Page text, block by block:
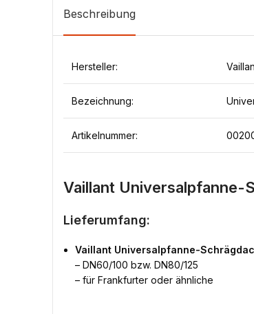
Beschreibung
Hersteller:
Bezeichnung:
Artikelnummer:
Vaillant Universalpfanne-
Lieferumfang:
Vaillant Universalpfanne-
– DN60/100 bzw. DN80/125
– für Frankfurter oder ähnliche